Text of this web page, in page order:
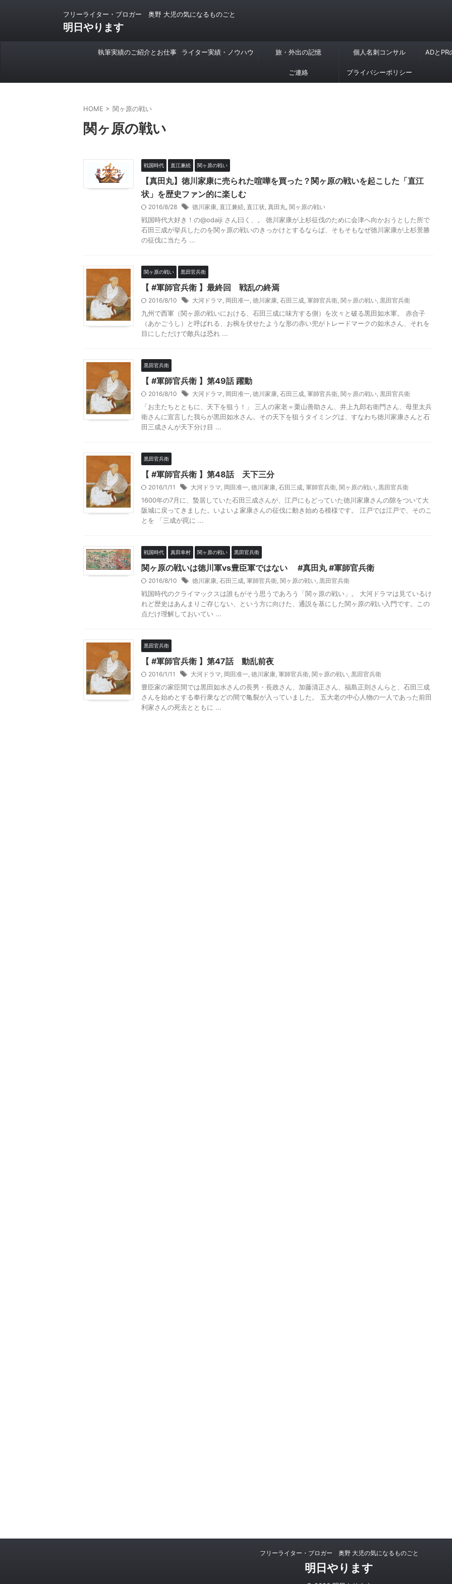
フリーライター・ブロガー 奥野 大児の気になるものごと
明日やります
執筆実績のご紹介とお仕事 ライター実績・ノウハウ 旅・外出の記憶 個人名刺コンサル ADとPR
ご連絡 プライバシーポリシー
HOME > 関ヶ原の戦い
関ヶ原の戦い
戦国時代 直江兼続 関ヶ原の戦い
【真田丸】徳川家康に売られた喧嘩を買った？関ヶ原の戦いを起こした「直江
状」を歴史ファン的に楽しむ
2016/8/28 徳川家康, 直江兼続, 直江状, 真田丸, 関ヶ原の戦い
戦国時代大好き！の@odaiji さん曰く、。 徳川家康が上杉征伐のために会津へ向かおうとした所で
石田三成が挙兵したのを関ヶ原の戦いのきっかけとするならば、そもそもなぜ徳川家康が上杉景勝
の征伐に当たろ ...
関ヶ原の戦い 黒田官兵衛
【 #軍師官兵衛 】最終回 戦乱の終焉
2016/8/10 大河ドラマ, 岡田准一, 徳川家康, 石田三成, 軍師官兵衛, 関ヶ原の戦い, 黒田官兵衛
九州で西軍（関ヶ原の戦いにおける、石田三成に味方する側）を次々と破る黒田如水軍。 赤合子
（あかごうし）と呼ばれる、お椀を伏せたような形の赤い兜がトレードマークの如水さん、それを
目にしただけで敵兵は恐れ ...
黒田官兵衛
【 #軍師官兵衛 】第49話 躍動
2016/8/10 大河ドラマ, 岡田准一, 徳川家康, 石田三成, 軍師官兵衛, 関ヶ原の戦い, 黒田官兵衛
「お主たちとともに、天下を狙う！」 三人の家老＝栗山善助さん、井上九郎右衛門さん、母里太兵
衛さんに宣言した我らが黒田如水さん。その天下を狙うタイミングは、すなわち徳川家康さんと石
田三成さんが天下分け目 ...
黒田官兵衛
【 #軍師官兵衛 】第48話 天下三分
2016/1/11 大河ドラマ, 岡田准一, 徳川家康, 石田三成, 軍師官兵衛, 関ヶ原の戦い, 黒田官兵衛
1600年の7月に、蟄居していた石田三成さんが、江戸にもどっていた徳川家康さんの隙をついて大
阪城に戻ってきました。いよいよ家康さんの征伐に動き始める模様です。 江戸では江戸で、そのこ
とを 「三成が罠に ...
戦国時代 真田幸村 関ヶ原の戦い 黒田官兵衛
関ヶ原の戦いは徳川軍vs豊臣軍ではない #真田丸 #軍師官兵衛
2016/8/10 徳川家康, 石田三成, 軍師官兵衛, 関ヶ原の戦い, 黒田官兵衛
戦国時代のクライマックスは誰もがそう思うであろう「関ヶ原の戦い」。 大河ドラマは見ているけ
れど歴史はあんまりご存じない、という方に向けた、通説を基にした関ヶ原の戦い入門です。この
点だけ理解しておいてい ...
黒田官兵衛
【 #軍師官兵衛 】第47話 動乱前夜
2016/1/11 大河ドラマ, 岡田准一, 徳川家康, 軍師官兵衛, 関ヶ原の戦い, 黒田官兵衛
豊臣家の家臣間では黒田如水さんの長男・長政さん、加藤清正さん、福島正則さんらと、石田三成
さんを始めとする奉行衆などの間で亀裂が入っていました。 五大老の中心人物の一人であった前田
利家さんの死去とともに ...
フリーライター・ブロガー 奥野 大児の気になるものごと
明日やります